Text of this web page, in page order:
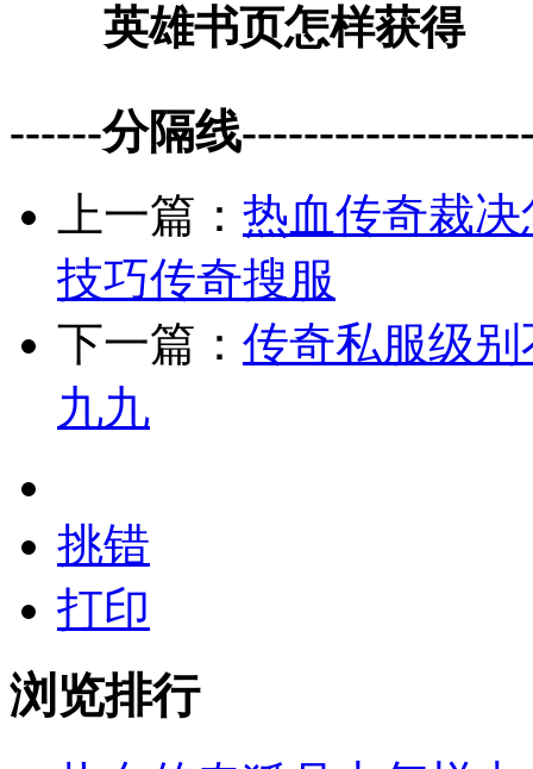
英雄书页怎样获得
------分隔线
上一篇： 热血传奇裁
技巧传奇搜服
下一篇： 传奇私服级
九九
挑错
打印
浏览排行